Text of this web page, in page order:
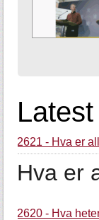
2621 - Hva er
Hva er
2620 - Hva